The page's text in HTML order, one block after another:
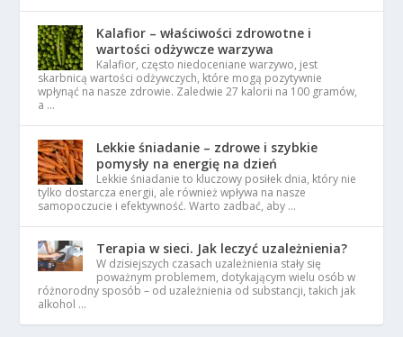
Kalafior – właściwości zdrowotne i
wartości odżywcze warzywa
Kalafior, często niedoceniane warzywo, jest
skarbnicą wartości odżywczych, które mogą pozytywnie
wpłynąć na nasze zdrowie. Zaledwie 27 kalorii na 100 gramów,
a …
Lekkie śniadanie – zdrowe i szybkie
pomysły na energię na dzień
Lekkie śniadanie to kluczowy posiłek dnia, który nie
tylko dostarcza energii, ale również wpływa na nasze
samopoczucie i efektywność. Warto zadbać, aby …
Terapia w sieci. Jak leczyć uzależnienia?
W dzisiejszych czasach uzależnienia stały się
poważnym problemem, dotykającym wielu osób w
różnorodny sposób – od uzależnienia od substancji, takich jak
alkohol …